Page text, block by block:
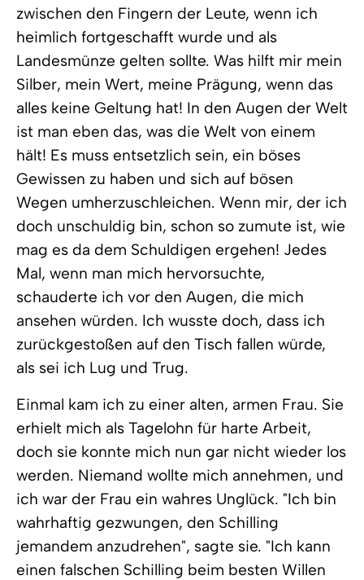
zwischen den Fingern der Leute, wenn ich
heimlich fortgeschafft wurde und als
Landesmünze gelten sollte. Was hilft mir mein
Silber, mein Wert, meine Prägung, wenn das
alles keine Geltung hat! In den Augen der Welt
ist man eben das, was die Welt von einem
hält! Es muss entsetzlich sein, ein böses
Gewissen zu haben und sich auf bösen
Wegen umherzuschleichen. Wenn mir, der ich
doch unschuldig bin, schon so zumute ist, wie
mag es da dem Schuldigen ergehen! Jedes
Mal, wenn man mich hervorsuchte,
schauderte ich vor den Augen, die mich
ansehen würden. Ich wusste doch, dass ich
zurückgestoßen auf den Tisch fallen würde,
als sei ich Lug und Trug.
Einmal kam ich zu einer alten, armen Frau. Sie
erhielt mich als Tagelohn für harte Arbeit,
doch sie konnte mich nun gar nicht wieder los
werden. Niemand wollte mich annehmen, und
ich war der Frau ein wahres Unglück. "Ich bin
wahrhaftig gezwungen, den Schilling
jemandem anzudrehen", sagte sie. "Ich kann
einen falschen Schilling beim besten Willen